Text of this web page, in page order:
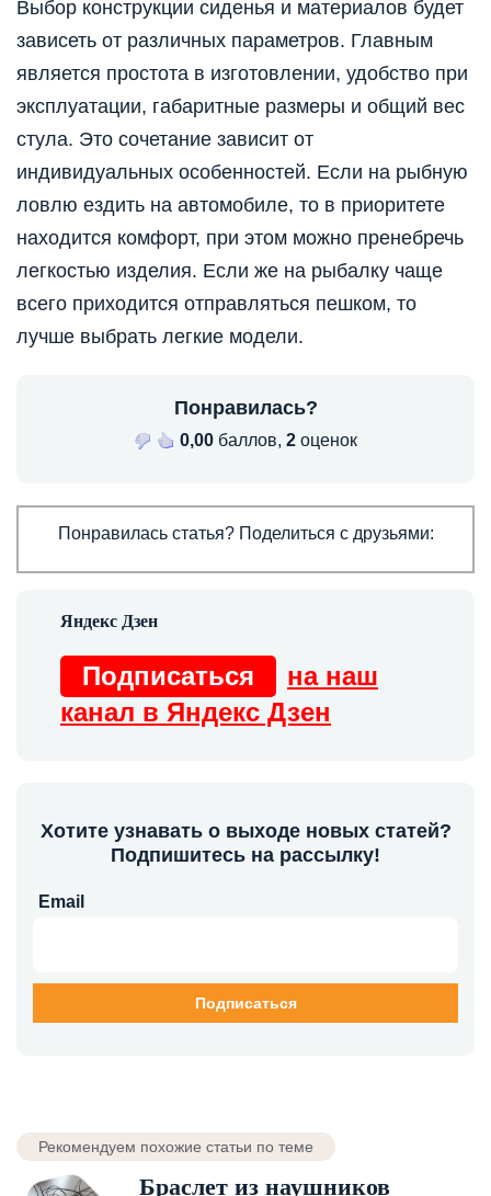
Выбор конструкции сиденья и материалов будет
зависеть от различных параметров. Главным
является простота в изготовлении, удобство при
эксплуатации, габаритные размеры и общий вес
стула. Это сочетание зависит от
индивидуальных особенностей. Если на рыбную
ловлю ездить на автомобиле, то в приоритете
находится комфорт, при этом можно пренебречь
легкостью изделия. Если же на рыбалку чаще
всего приходится отправляться пешком, то
лучше выбрать легкие модели.
Понравилась?
0,00 баллов, 2 оценок
Понравилась статья? Поделиться с друзьями:
Подписаться
на наш
канал в Яндекс Дзен
Хотите узнавать о выходе новых статей?
Подпишитесь на рассылку!
Email
Рекомендуем похожие статьи по теме
Браслет из наушников